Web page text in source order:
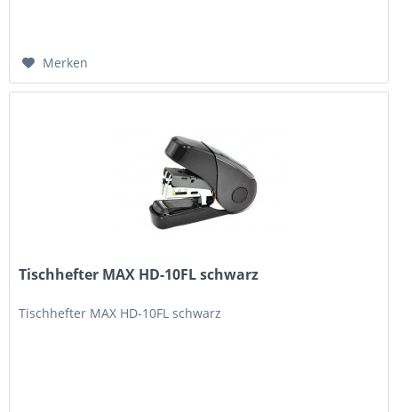
Merken
Tischhefter MAX HD-10FL schwarz
Tischhefter MAX HD-10FL schwarz